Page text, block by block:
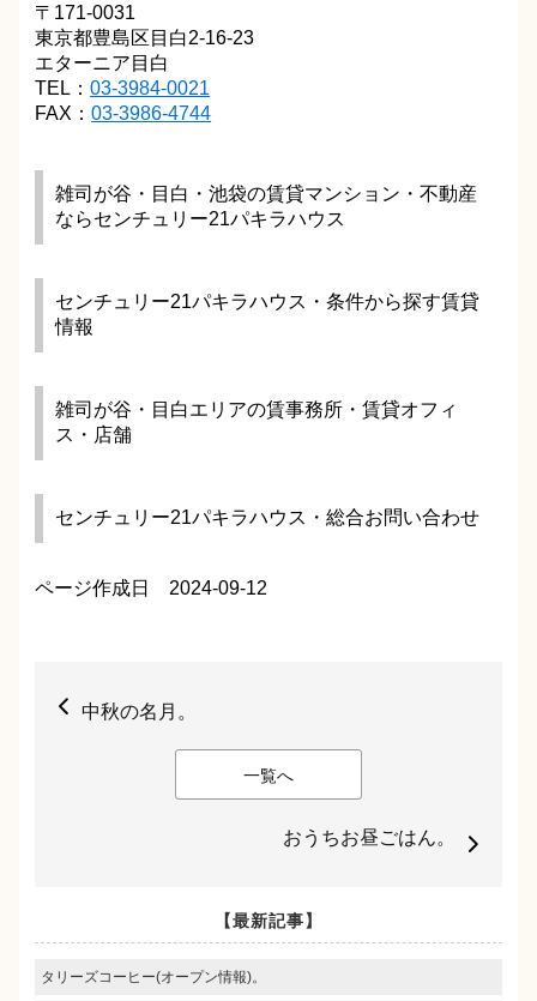
〒171-0031
東京都豊島区目白2-16-23
エターニア目白
TEL：03-3984-0021
FAX：03-3986-4744
雑司が谷・目白・池袋の賃貸マンション・不動産
ならセンチュリー21パキラハウス
センチュリー21パキラハウス・条件から探す賃貸
情報
雑司が谷・目白エリアの賃事務所・賃貸オフィ
ス・店舗
センチュリー21パキラハウス・総合お問い合わせ
ページ作成日 2024-09-12
中秋の名月。
一覧へ
おうちお昼ごはん。
【最新記事】
タリーズコーヒー(オープン情報)。